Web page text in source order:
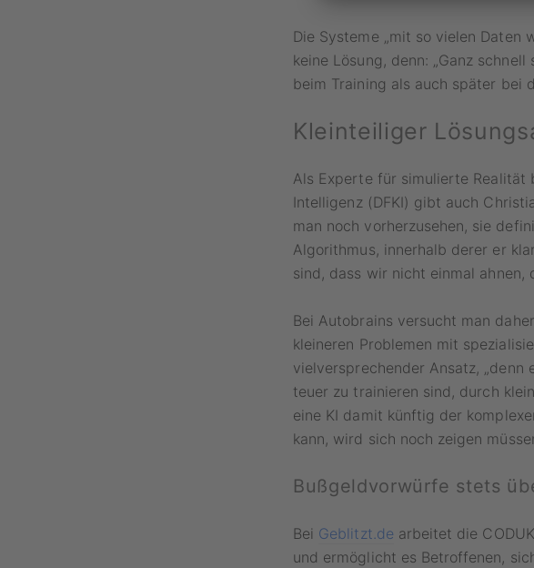
Die Systeme „mit so vielen Daten
keine Lösung, denn: „Ganz
beim Training als auch später bei
Kleinteiliger
Als Experte für simulierte Realität
Intelligenz (DFKI) gibt auch
man noch vorherzusehen, sie
Algorithmus, innerhalb derer er
sind, dass wir nicht einmal ahnen,
Bei Autobrains versucht man
kleineren Problemen mit
vielversprechender Ansatz,
teuer zu trainieren sind, durch
eine KI damit künftig der
kann, wird sich noch zeigen
Bußgeldvorwürfe stets
Bei Geblitzt.de arbeitet die
und ermöglicht es Betroffenen,